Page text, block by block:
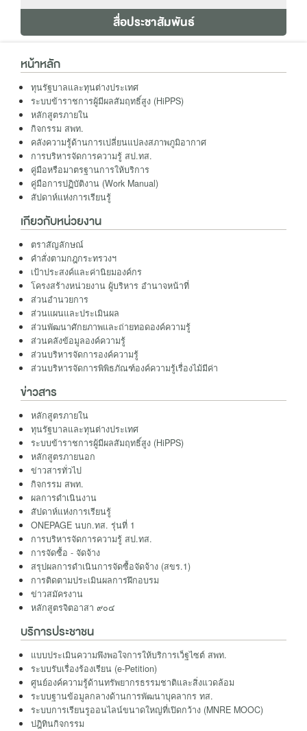
สื่อประชาสัมพันธ์
หน้าหลัก
ทุนรัฐบาลและทุนต่างประเทศ
ระบบข้าราชการผู้มีผลสัมฤทธิ์สูง (HiPPS)
หลักสูตรภายใน
กิจกรรม สพท.
คลังความรู้ด้านการเปลี่ยนแปลงสภาพภูมิอากาศ
การบริหารจัดการความรู้ สป.ทส.
คู่มือหรือมาตรฐานการให้บริการ
คู่มือการปฏิบัติงาน (Work Manual)
สัปดาห์แห่งการเรียนรู้
เกียวกับหน่วยงาน
ตราสัญลักษณ์
คำสั่งตามกฎกระทรวงฯ
เป้าประสงค์และค่านิยมองค์กร
โครงสร้างหน่วยงาน ผู้บริหาร อำนาจหน้าที่
ส่วนอำนวยการ
ส่วนแผนและประเมินผล
ส่วนพัฒนาศักยภาพและถ่ายทอดองค์ความรู้
ส่วนคลังข้อมูลองค์ความรู้
ส่วนบริหารจัดการองค์ความรู้
ส่วนบริหารจัดการพิพิธภัณฑ์องค์ความรู้เรื่องไม้มีค่า
ข่าวสาร
หลักสูตรภายใน
ทุนรัฐบาลและทุนต่างประเทศ
ระบบข้าราชการผู้มีผลสัมฤทธิ์สูง (HiPPS)
หลักสูตรภายนอก
ข่าวสารทั่วไป
กิจกรรม สพท.
ผลการดำเนินงาน
สัปดาห์แห่งการเรียนรู้
ONEPAGE นบก.ทส. รุ่นที่ 1
การบริหารจัดการความรู้ สป.ทส.
การจัดซื้อ - จัดจ้าง
สรุปผลการดำเนินการจัดซื้อจัดจ้าง (สขร.1)
การติดตามประเมินผลการฝึกอบรม
ข่าวสมัครงาน
หลักสูตรจิตอาสา ๙๐๔
บริการประชาชน
แบบประเมินความพึงพอใจการให้บริการเว็ฐไซต์ สพท.
ระบบรับเรื่องร้องเรียน (e-Petition)
ศูนย์องค์ความรู้ด้านทรัพยากรธรรมชาติและสิ่งแวดล้อม
ระบบฐานข้อมูลกลางด้านการพัฒนาบุคลากร ทส.
ระบบการเรียนรูออนไลน์ขนาดใหญ่ที่เปิดกว้าง (MNRE MOOC)
ปฎิทินกิจกรรม